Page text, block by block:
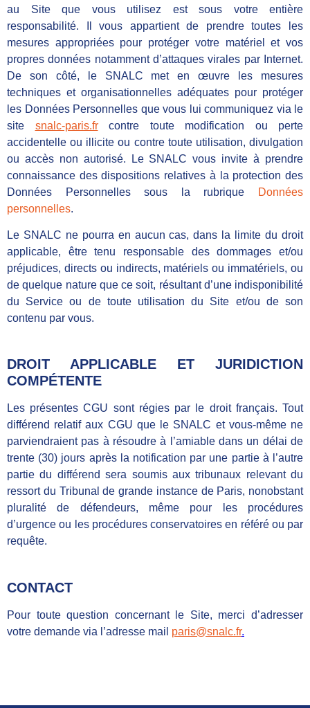
au Site que vous utilisez est sous votre entière
responsabilité. Il vous appartient de prendre toutes les
mesures appropriées pour protéger votre matériel et vos
propres données notamment d’attaques virales par Internet.
De son côté, le SNALC met en œuvre les mesures
techniques et organisationnelles adéquates pour protéger
les Données Personnelles que vous lui communiquez via le
site snalc-paris.frcontre toute modification ou perte
accidentelle ou illicite ou contre toute utilisation, divulgation
ou accès non autorisé. Le SNALC vous invite à prendre
connaissance des dispositions relatives à la protection des
Données Personnelles sous la rubrique
Données
personnelles.
Le SNALC ne pourra en aucun cas, dans la limite du droit
applicable, être tenu responsable des dommages et/ou
préjudices, directs ou indirects, matériels ou immatériels, ou
de quelque nature que ce soit, résultant d’une indisponibilité
du Service ou de toute utilisation du Site et/ou de son
contenu par vous.
DROIT APPLICABLE ET JURIDICTION
COMPÉTENTE
Les présentes CGU sont régies par le droit français. Tout
différend relatif aux CGU que le SNALC et vous-même ne
parviendraient pas à résoudre à l’amiable dans un délai de
trente (30) jours après la notification par une partie à l’autre
partie du différend sera soumis aux tribunaux relevant du
ressort du Tribunal de grande instance de Paris, nonobstant
pluralité de défendeurs, même pour les procédures
d’urgence ou les procédures conservatoires en référé ou par
requête.
CONTACT
Pour toute question concernant le Site, merci d’adresser
votre demande via l’adresse mail paris@snalc.fr.